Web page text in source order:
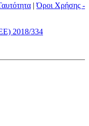
|Όροι Χρήσης -
2018/334